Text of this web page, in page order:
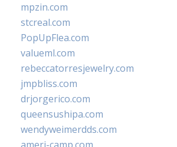
mpzin.com
stcreal.com
PopUpFlea.com
valueml.com
rebeccatorresjewelry.com
jmpbliss.com
drjorgerico.com
queensushipa.com
wendyweimerdds.com